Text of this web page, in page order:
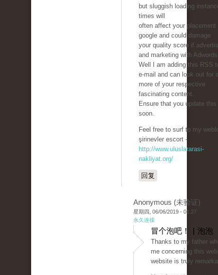
but sluggish loading
times will
often affect your placement
google and could damage
your quality score if
and marketing with
Well I am adding this RSS
e-mail and can look out for
more of your respective
fascinating content.
Ensure that you update this
soon.
Feel free to surf to my
şirinevler escort -
http://www.uluslararasi-
nakliyat.org/
回复
Anonymous (未验证)
星期四, 06/06/2019 - 01:27
永久连接
冒个泡吧！ | 泡泡
Thanks to my father
me concerning this
website is truly